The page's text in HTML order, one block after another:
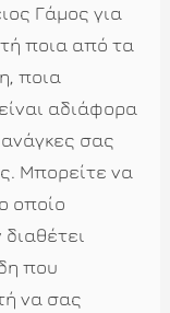
Γάμος για
ποια από τα
ποια
αδιάφορα
ανάγκες σας
Μπορείτε να
οποίο
που
να σας